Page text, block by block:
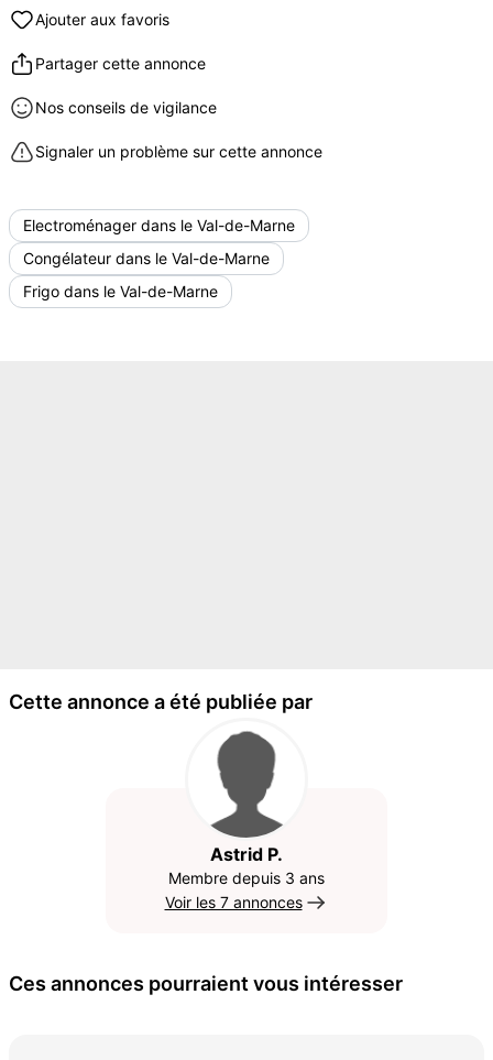
Ajouter aux favoris
Partager cette annonce
Nos conseils de vigilance
Signaler un problème sur cette annonce
Electroménager dans le Val-de-Marne
Congélateur dans le Val-de-Marne
Frigo dans le Val-de-Marne
Cette annonce a été publiée par
Astrid P.
Membre depuis 3 ans
Voir les 7 annonces
Ces annonces pourraient vous intéresser